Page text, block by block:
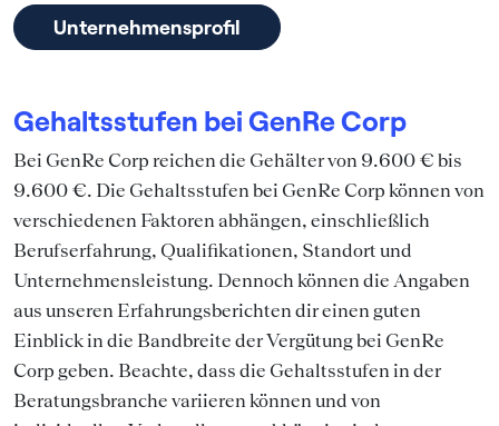
Unternehmensprofil
Gehaltsstufen bei GenRe Corp
Bei GenRe Corp reichen die Gehälter von 9.600 € bis
9.600 €. Die Gehaltsstufen bei GenRe Corp können von
verschiedenen Faktoren abhängen, einschließlich
Berufserfahrung, Qualifikationen, Standort und
Unternehmensleistung. Dennoch können die Angaben
aus unseren Erfahrungsberichten dir einen guten
Einblick in die Bandbreite der Vergütung bei GenRe
Corp geben. Beachte, dass die Gehaltsstufen in der
Beratungsbranche variieren können und von